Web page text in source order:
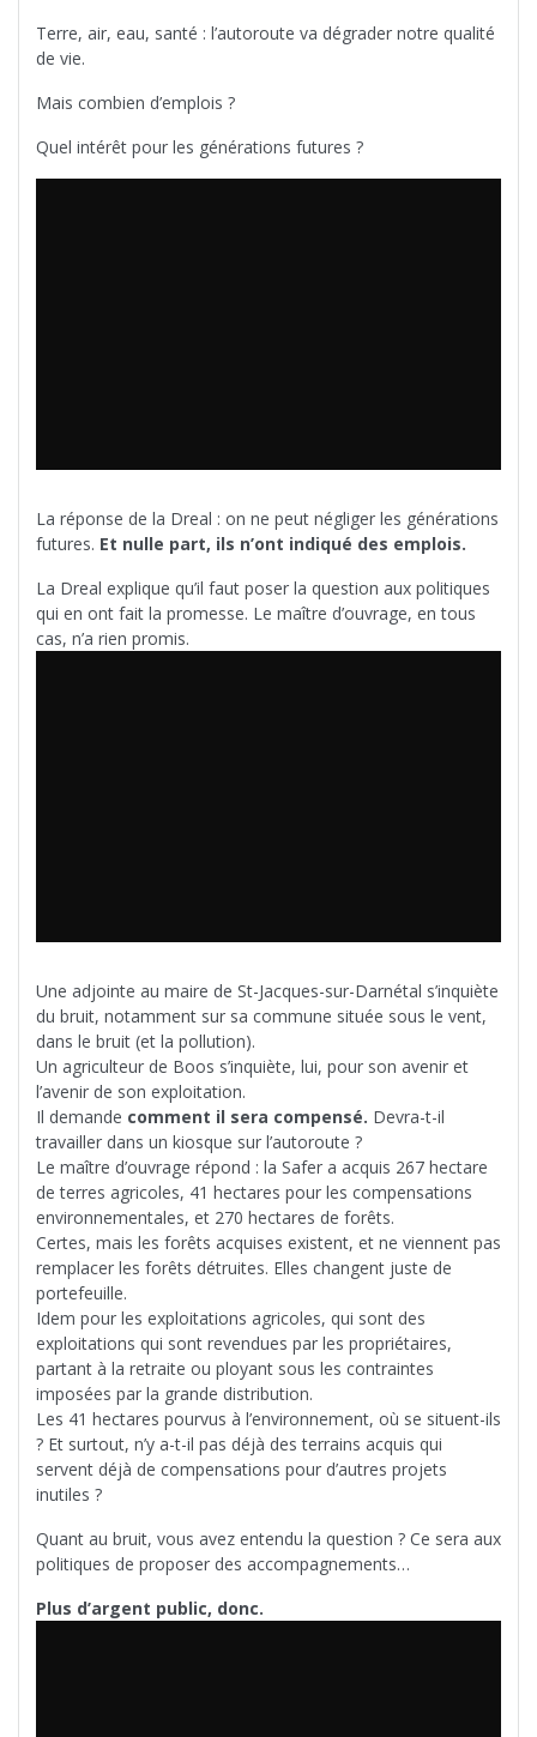
Terre, air, eau, santé : l’autoroute va dégrader notre qualité
de vie.
Mais combien d’emplois ?
Quel intérêt pour les générations futures ?
La réponse de la Dreal : on ne peut négliger les générations
futures. Et nulle part, ils n’ont indiqué des emplois.
La Dreal explique qu’il faut poser la question aux politiques
qui en ont fait la promesse. Le maître d’ouvrage, en tous
cas, n’a rien promis.
Une adjointe au maire de St-Jacques-sur-Darnétal s’inquiète
du bruit, notamment sur sa commune située sous le vent,
dans le bruit (et la pollution).
Un agriculteur de Boos s’inquiète, lui, pour son avenir et
l’avenir de son exploitation.
Il demande comment il sera compensé. Devra-t-il
travailler dans un kiosque sur l’autoroute ?
Le maître d’ouvrage répond : la Safer a acquis 267 hectare
de terres agricoles, 41 hectares pour les compensations
environnementales, et 270 hectares de forêts.
Certes, mais les forêts acquises existent, et ne viennent pas
remplacer les forêts détruites. Elles changent juste de
portefeuille.
Idem pour les exploitations agricoles, qui sont des
exploitations qui sont revendues par les propriétaires,
partant à la retraite ou ployant sous les contraintes
imposées par la grande distribution.
Les 41 hectares pourvus à l’environnement, où se situent-ils
? Et surtout, n’y a-t-il pas déjà des terrains acquis qui
servent déjà de compensations pour d’autres projets
inutiles ?
Quant au bruit, vous avez entendu la question ? Ce sera aux
politiques de proposer des accompagnements…
Plus d’argent public, donc.